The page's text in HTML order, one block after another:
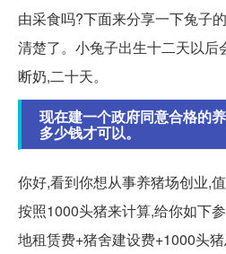
由采食吗?下面来分享一下兔子
清楚了。小兔子出生十二天以后
断奶,二十天。
现在建一个政府同意合格的
多少钱才可以。
你好,看到你想从事养猪场创业,
按照1000头猪来计算,给你如下
地租赁费+猪舍建设费+1000头